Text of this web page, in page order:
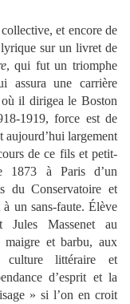
et encore de
sur un livret de
, qui fut un triomphe
assura une carrière
il dirigea le Boston
1919, force est de
aujourd’hui largement
de ce fils et petit-
1873 à Paris d’un
du Conservatoire et
à un sans-faute. Élève
Jules Massenet au
maigre et barbu, aux
culture littéraire et
d’esprit et la
» si l’on en croit